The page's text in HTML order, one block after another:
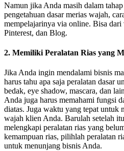
Namun jika Anda masih dalam
pengetahuan dasar merias wajah,
mempelajarinya via online. Bisa dari
Pinterest, dan Blog.
2. Memiliki Peralatan Rias yang
Jika Anda ingin mendalami bisnis
harus tahu apa saja peralatan dasar
bedak, eye shadow, mascara, dan
Anda juga harus memahami fungsi
diatas. Juga waktu yang tepat untuk
wajah klien Anda. Barulah setelah
melengkapi peralatan rias yang
kemampuan rias, pilihlah peralatan
untuk menunjang bisnis Anda.